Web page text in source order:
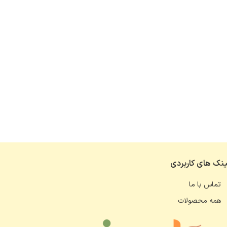
های کاربردی
تماس با ما
همه محصولات